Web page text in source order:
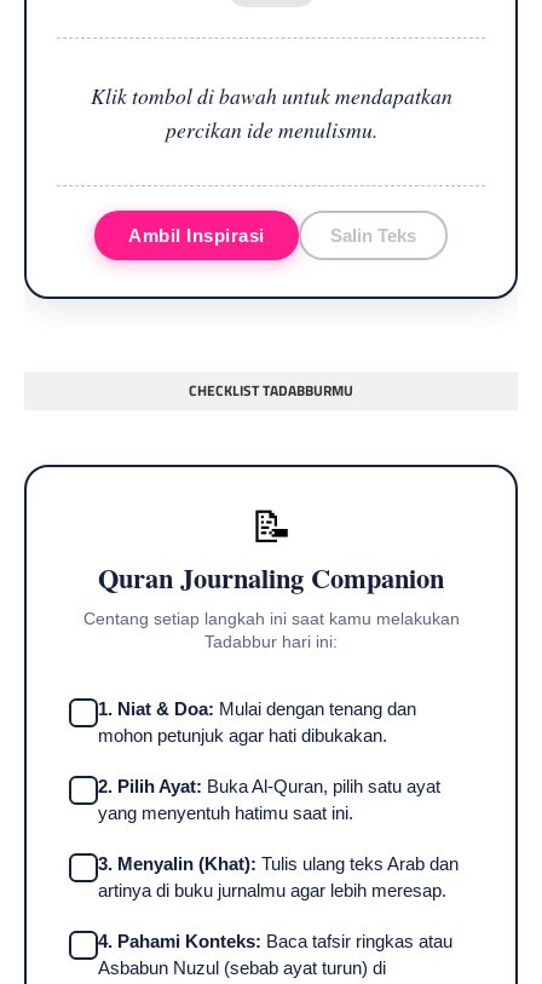
Klik tombol di bawah untuk mendapatkan
percikan ide menulismu.
Ambil Inspirasi Salin Teks
CHECKLIST TADABBURMU
📝
Quran Journaling Companion
Centang setiap langkah ini saat kamu melakukan
Tadabbur hari ini:
1. Niat & Doa: Mulai dengan tenang dan
mohon petunjuk agar hati dibukakan.
2. Pilih Ayat: Buka Al-Quran, pilih satu ayat
yang menyentuh hatimu saat ini.
3. Menyalin (Khat): Tulis ulang teks Arab dan
artinya di buku jurnalmu agar lebih meresap.
4. Pahami Konteks: Baca tafsir ringkas atau
Asbabun Nuzul (sebab ayat turun) di